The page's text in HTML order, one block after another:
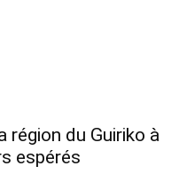
région du Guiriko à
espérés